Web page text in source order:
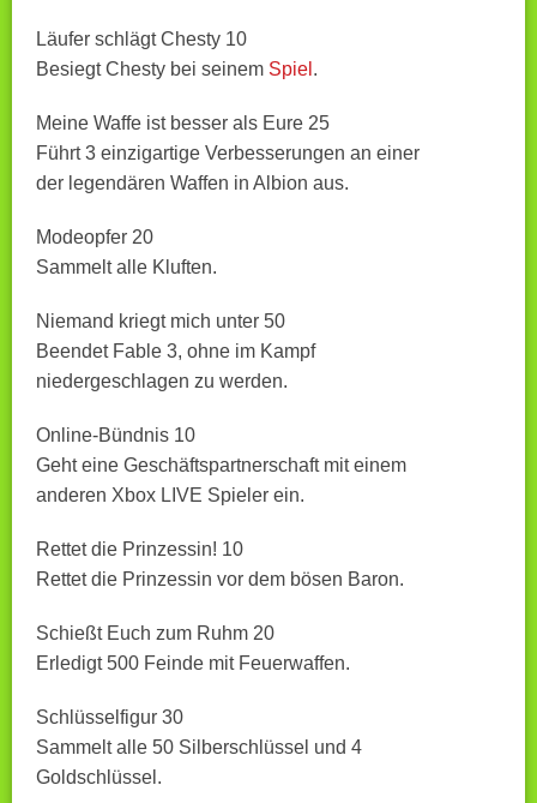
Läufer schlägt Chesty 10
Besiegt Chesty bei seinem Spiel .
Meine Waffe ist besser als Eure 25
Führt 3 einzigartige Verbesserungen an einer
der legendären Waffen in Albion aus.
Modeopfer 20
Sammelt alle Kluften.
Niemand kriegt mich unter 50
Beendet Fable 3, ohne im Kampf
niedergeschlagen zu werden.
Online-Bündnis 10
Geht eine Geschäftspartnerschaft mit einem
anderen Xbox LIVE Spieler ein.
Rettet die Prinzessin! 10
Rettet die Prinzessin vor dem bösen Baron.
Schießt Euch zum Ruhm 20
Erledigt 500 Feinde mit Feuerwaffen.
Schlüsselfigur 30
Sammelt alle 50 Silberschlüssel und 4
Goldschlüssel.